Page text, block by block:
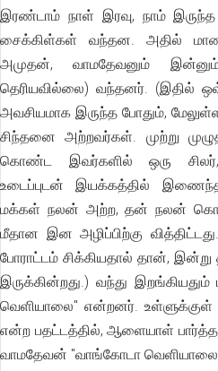
இரண்டாம் நாள் இரவு, நாம்
சைக்கிள்கள் வந்தன. அதில்
அமுதன், வாமதேவனும்
தெரியவில்லை) வந்தனர். (இதில்
அவசியமாக இருந்த போதும்,
சிந்தனை அற்றவர்கள். முற்று
கொண்ட இவர்களில் ஒரு சிலர்,
உடைப்புடன் இயக்கத்தில்
மக்கள் நலன் அற்ற, தன் நலன்
மீதான இன அழிப்பிற்கு
போராட்டம் சிக்கியதால் தான்,
இருக்கின்றது.) வந்து
வெளியாலை" என்றனர். உள்ளுக்குள்
என்ற பதட்டத்தில், ஆளையாள்
வாமதேவன் "வாங்கோடா